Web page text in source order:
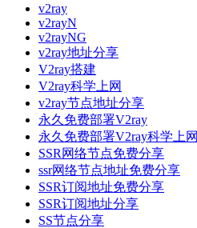
v2ray
v2rayN
v2rayNG
v2ray地址分享
V2ray搭建
V2ray科学上网
v2ray节点地址分享
永久免费部署V2ray
永久免费部署V2ray科学上网
SSR网络节点免费分享
ssr网络节点地址免费分享
SSR订阅地址免费分享
SSR订阅地址分享
SS节点分享